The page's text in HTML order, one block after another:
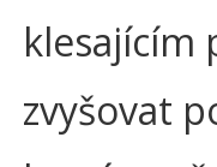
klesajícím
zvyšovat